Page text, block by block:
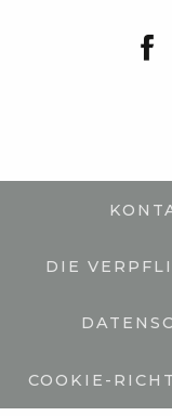
DIE
COOKIE-